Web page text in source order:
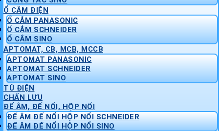
Ổ CẮM ĐIỆN
Ổ CẮM PANASONIC
Ổ CẮM SCHNEIDER
Ổ CẮM SINO
APTOMAT, CB, MCB, MCCB
APTOMAT PANASONIC
APTOMAT SCHNEIDER
APTOMAT SINO
TỦ ĐIỆN
CHẤN LƯU
ĐẾ ÂM, ĐẾ NỔI, HỘP NỔI
ĐẾ ÂM ĐẾ NỔI HỘP NỔI SCHNEIDER
ĐẾ ÂM ĐẾ NỔI HỘP NỔI SINO